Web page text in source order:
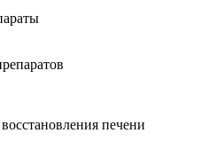
печени